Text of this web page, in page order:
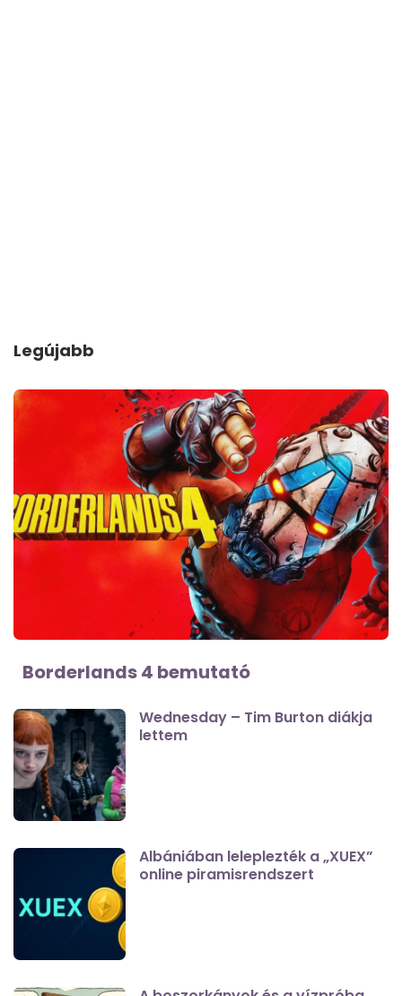
Legújabb
Borderlands 4 bemutató
Wednesday – Tim Burton diákja
lettem
Albániában leleplezték a „XUEX”
online piramisrendszert